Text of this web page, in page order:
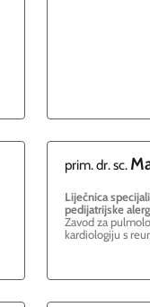
prim. dr. sc.
Liječnica
pedijatrijske
Zavod za
kardiologiju s